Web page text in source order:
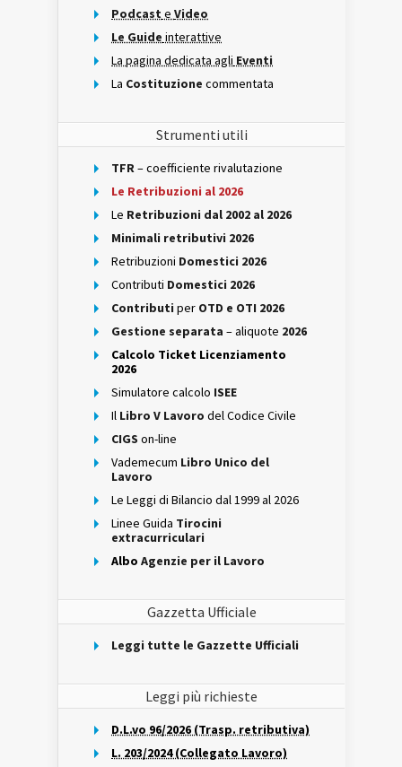
Podcast e Video
Le Guide interattive
La pagina dedicata agli Eventi
La Costituzione commentata
Strumenti utili
TFR– coefficiente rivalutazione
Le Retribuzioni al 2026
Le Retribuzioni dal 2002 al 2026
Minimali retributivi 2026
Retribuzioni Domestici 2026
Contributi Domestici 2026
Contributi per OTD e OTI 2026
Gestione separata – aliquote 2026
Calcolo Ticket Licenziamento
2026
Simulatore calcolo ISEE
Il Libro V Lavoro del Codice Civile
CIGS on-line
Vademecum Libro Unico del
Lavoro
Le Leggi di Bilancio dal 1999 al 2026
Linee Guida Tirocini
extracurriculari
Albo Agenzie per il Lavoro
Gazzetta Ufficiale
Leggi tutte le Gazzette Ufficiali
Leggi più richieste
D.L.vo 96/2026 (Trasp. retributiva)
L. 203/2024 (Collegato Lavoro)